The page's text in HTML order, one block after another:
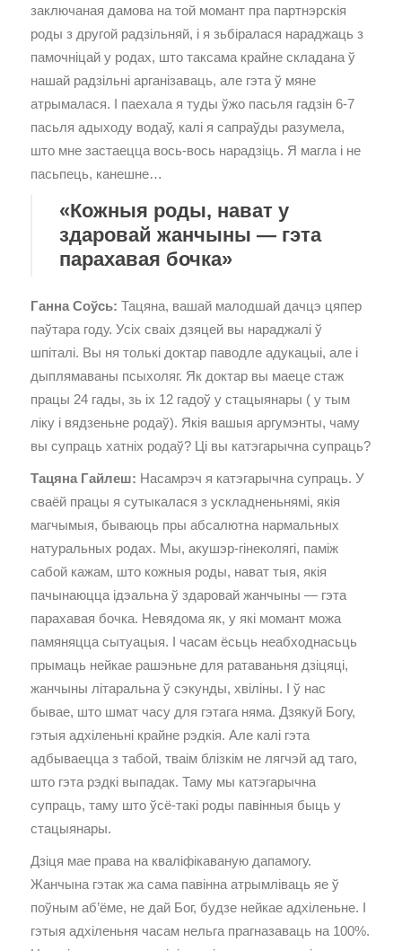
заключаная дамова на той момант пра партнэрскія
роды з другой радзільняй, і я зьбіралася нараджаць з
памочніцай у родах, што таксама крайне складана ў
нашай радзільні арганізаваць, але гэта ў мяне
атрымалася. І паехала я туды ўжо пасьля гадзін 6-7
пасьля адыходу водаў, калі я сапраўды разумела,
што мне застаецца вось-вось нарадзіць. Я магла і не
пасьпець, канешне…
«Кожныя роды, нават у
здаровай жанчыны — гэта
парахавая бочка»
Ганна Соўсь: Тацяна, вашай малодшай дачцэ цяпер
паўтара году. Усіх сваіх дзяцей вы нараджалі ў
шпіталі. Вы ня толькі доктар паводле адукацыі, але і
дыплямаваны псыхоляг. Як доктар вы маеце стаж
працы 24 гады, зь іх 12 гадоў у стацыянары ( у тым
ліку і вядзеньне родаў). Якія вашыя аргумэнты, чаму
вы супраць хатніх родаў? Ці вы катэгарычна супраць?
Тацяна Гайлеш: Насамрэч я катэгарычна супраць. У
сваёй працы я сутыкалася з ускладненьнямі, якія
магчымыя, бываюць пры абсалютна нармальных
натуральных родах. Мы, акушэр-гінеколягі, паміж
сабой кажам, што кожныя роды, нават тыя, якія
пачынаюцца ідэальна ў здаровай жанчыны — гэта
парахавая бочка. Невядома як, у які момант можа
памяняцца сытуацыя. І часам ёсьць неабходнасьць
прымаць нейкае рашэньне для ратаваньня дзіцяці,
жанчыны літаральна ў сэкунды, хвіліны. І ў нас
бывае, што шмат часу для гэтага няма. Дзякуй Богу,
гэтыя адхіленьні крайне рэдкія. Але калі гэта
адбываецца з табой, тваім блізкім не лягчэй ад таго,
што гэта рэдкі выпадак. Таму мы катэгарычна
супраць, таму што ўсё-такі роды павінныя быць у
стацыянары.
Дзіця мае права на кваліфікаваную дапамогу.
Жанчына гэтак жа сама павінна атрымліваць яе ў
поўным аб’ёме, не дай Бог, будзе нейкае адхіленьне. І
гэтыя адхіленьня часам нельга прагназаваць на 100%.